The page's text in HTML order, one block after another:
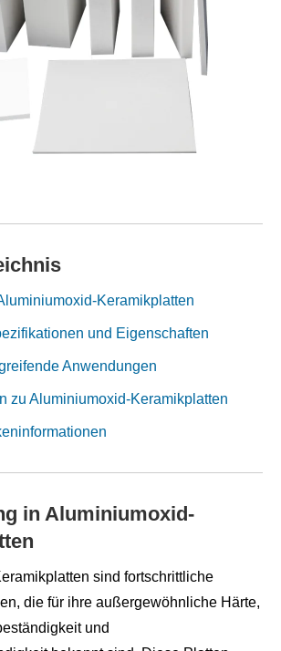
Keramikplatten
und Eigenschaften
Anwendungen
zu Aluminiumoxid-Keramikplatten
in Aluminiumoxid-
sind fortschrittliche
die für ihre außergewöhnliche Härte,
und